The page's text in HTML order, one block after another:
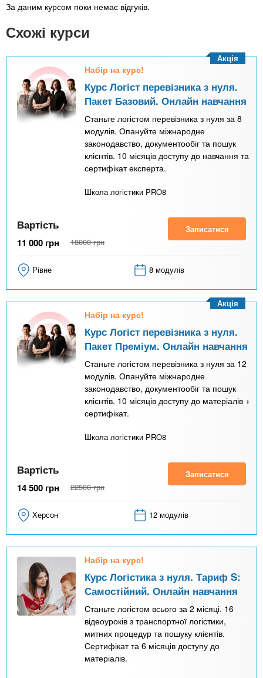
За даним курсом поки немає відгуків.
Схожі курси
Набір на курс!
Курс Логіст перевізника з нуля.
Пакет Базовий. Онлайн навчання
Станьте логістом перевізника з нуля за 8
модулів. Опануйте міжнародне
законодавство, документообіг та пошук
клієнтів. 10 місяців доступу до навчання та
сертифікат експерта.
Школа логістики PRO8
Акція
Вартість
11 000 грн 18000 грн
Записатися
Рівне 8 модулів
Набір на курс!
Курс Логіст перевізника з нуля.
Пакет Преміум. Онлайн навчання
Станьте логістом перевізника з нуля за 12
модулів. Опануйте міжнародне
законодавство, документообіг та пошук
клієнтів. 10 місяців доступу до матеріалів +
сертифікат.
Школа логістики PRO8
Акція
Вартість
14 500 грн 22500 грн
Записатися
Херсон 12 модулів
Набір на курс!
Курс Логістика з нуля. Тариф S:
Самостійний. Онлайн навчання
Станьте логістом всього за 2 місяці. 16
відеоуроків з транспортної логістики,
митних процедур та пошуку клієнтів.
Сертифікат та 6 місяців доступу до
матеріалів.